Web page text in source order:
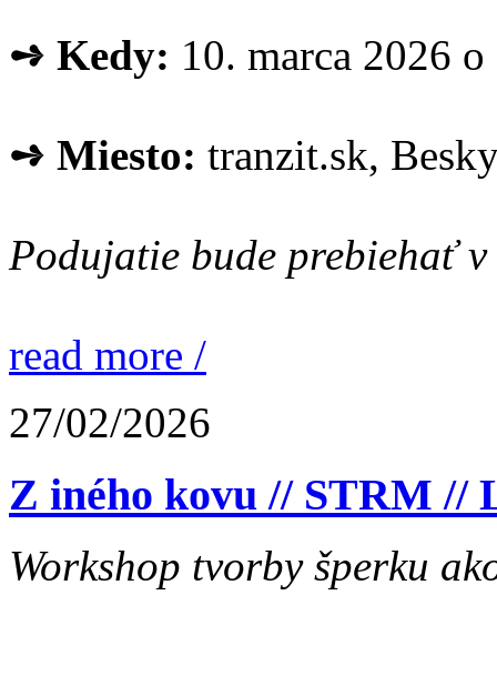
➺ Kedy: 10. marca 2026
➺ Miesto: tranzit.sk,
Podujatie bude prebiehať v
read more /
27/02/2026
Z iného kovu // STRM //
Workshop tvorby šperku